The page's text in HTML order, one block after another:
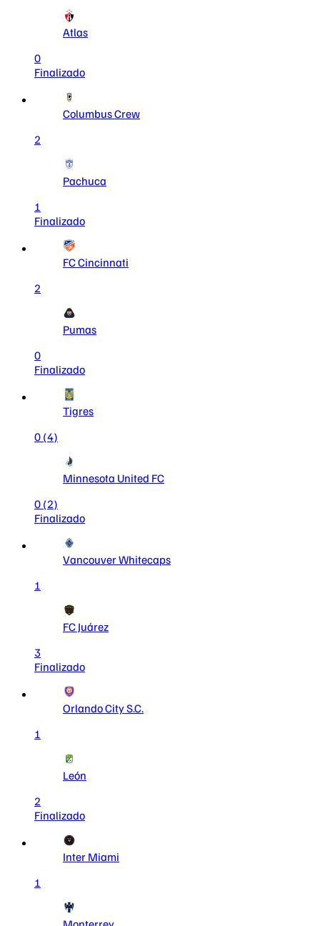
Atlas
0
Finalizado
Columbus Crew
2
Pachuca
1
Finalizado
FC Cincinnati
2
Pumas
0
Finalizado
Tigres
0 (4)
Minnesota United FC
0 (2)
Finalizado
Vancouver Whitecaps
1
FC Juárez
3
Finalizado
Orlando City S.C.
1
León
2
Finalizado
Inter Miami
1